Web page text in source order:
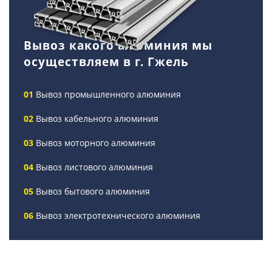
Вывоз какого алюминия мы
осуществляем в г. Гжель
Вывоз промышленного алюминия
Вывоз кабельного алюминия
Вывоз моторного алюминия
Вывоз листового алюминия
Вывоз бытового алюминия
Вывоз электротехнического алюминия